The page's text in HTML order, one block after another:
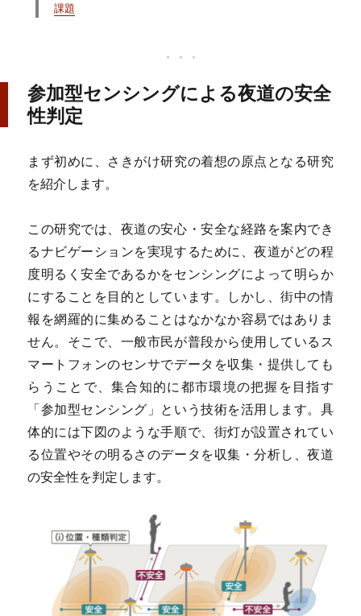
課題
参加型センシングによる夜道の安全
性判定
まず初めに、さきがけ研究の着想の原点となる研究
を紹介します。
この研究では、夜道の安心・安全な経路を案内でき
るナビゲーションを実現するために、夜道がどの程
度明るく安全であるかをセンシングによって明らか
にすることを目的としています。しかし、街中の情
報を網羅的に集めることはなかなか容易ではありま
せん。そこで、一般市民が普段から使用しているス
マートフォンのセンサでデータを収集・提供しても
らうことで、集合知的に都市環境の把握を目指す
「参加型センシング」という技術を活用します。具
体的には下図のような手順で、街灯が設置されてい
る位置やその明るさのデータを収集・分析し、夜道
の安全性を判定します。